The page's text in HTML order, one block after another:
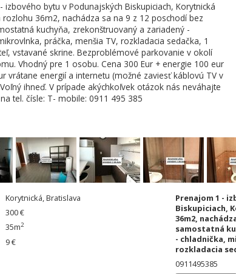
4 a viac izbové byty
Dom
Vila
Chalupa
Pozemok
Stavebné
Bývanie a
Priemyselný
Uložiť
izbového bytu v Podunajských Biskupiciach, Korytnická
rozlohu 36m2, nachádza sa na 9 z 12 poschodí bez
kuchyňa, zrekonštruovaný a zariadený -
práčka, menšia TV, rozkladacia sedačka, 1
vstavané skrine. Bezproblémové parkovanie v okolí
Vhodný pre 1 osobu. Cena 300 Eur + energie 100 eur
vrátane energií a internetu (možné zaviesť káblovú TV v
ihneď. V prípade akýchkoľvek otázok nás neváhajte
tel. čísle: T- mobile: 0911 495 385
Korytnická, Bratislava
300 €
35m2
9 €
Prenajom 1 -
Biskupiciach,
36m2,
samostatná
- chladnička,
rozkladacia
0911495385